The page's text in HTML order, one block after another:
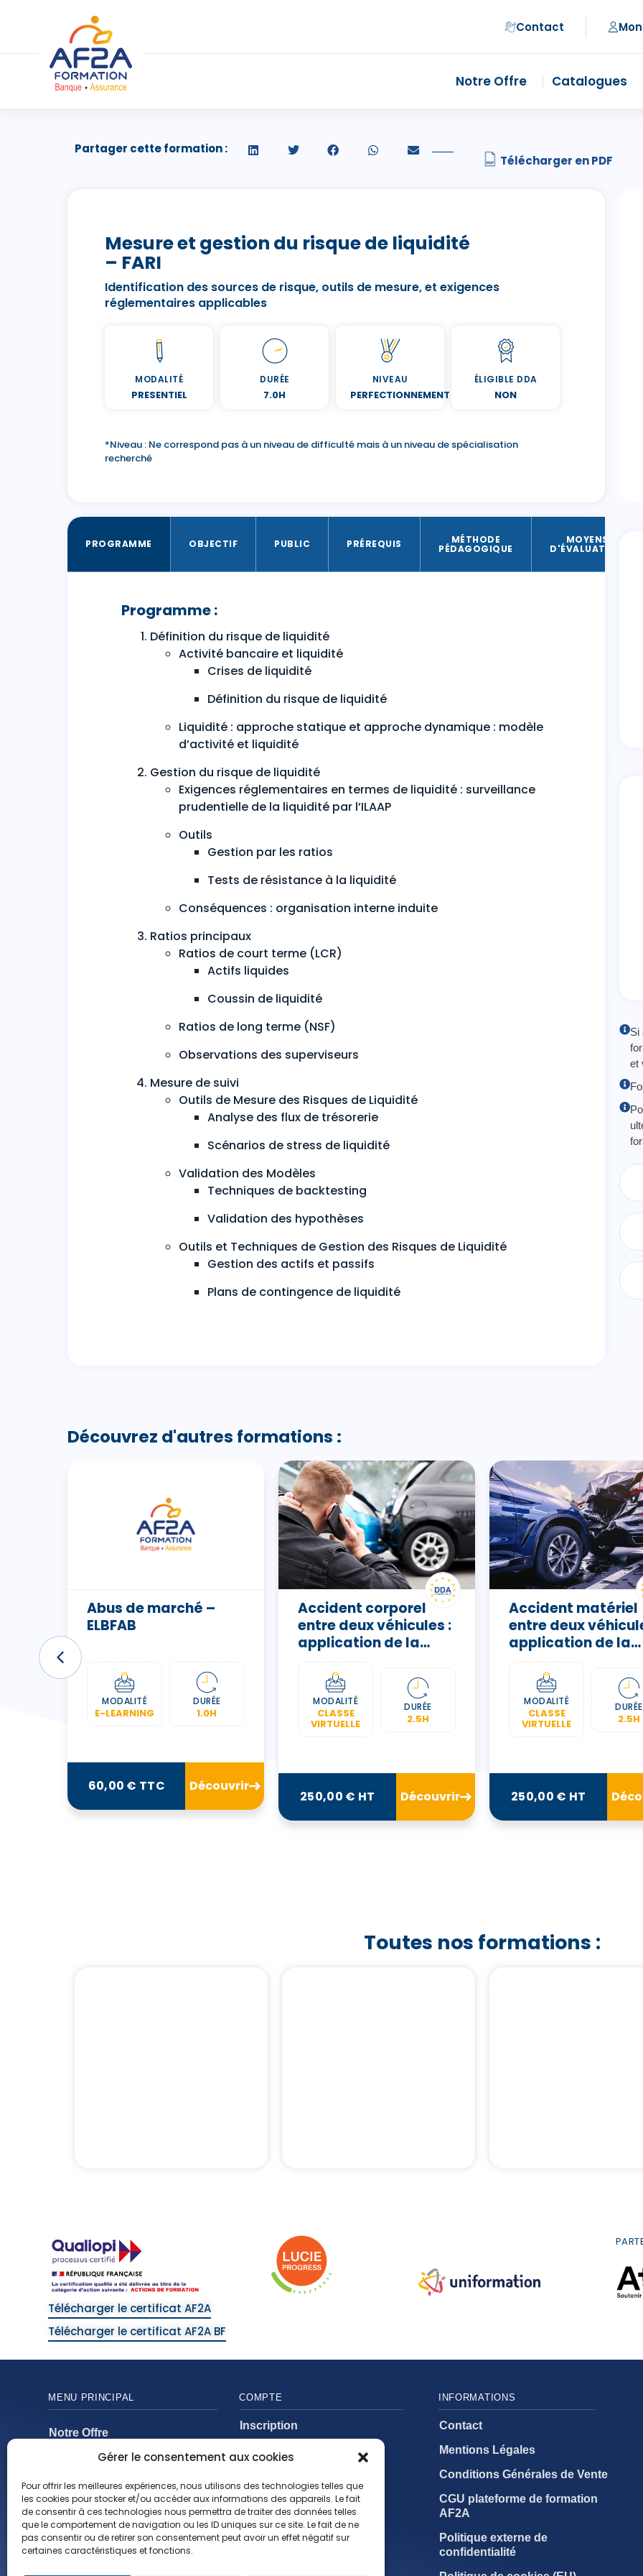
Gérer le consentement aux cookies
Pour offrir les meilleures expériences, nous utilisons des technologies telles que
les cookies pour stocker et/ou accéder aux informations des appareils. Le fait
de consentir à ces technologies nous permettra de traiter des données telles
que le comportement de navigation ou les ID uniques sur ce site. Le fait de ne
pas consentir ou de retirer son consentement peut avoir un effet négatif sur
certaines caractéristiques et fonctions.
Contact
Notre Offre Catalogues
Partager cette formation :
Mesure et gestion du risque de liquidité
– FARI
Identification des sources de risque, outils de mesure, et exigences
réglementaires applicables
MODALITÉ
PRESENTIEL
DURÉE
7.0H
NIVEAU
PERFECTIONNEMENT
ÉLIGIBLE DDA
NON
*Niveau : Ne correspond pas à un niveau de difficulté mais à un niveau de spécialisation
recherché
PROGRAMME OBJECTIF PUBLIC PRÉREQUIS MÉTHODE
PÉDAGOGIQUE
MOYENS
D'ÉVALUATION
Programme :
Définition du risque de liquidité
Activité bancaire et liquidité
Crises de liquidité
Définition du risque de liquidité
Liquidité : approche statique et approche dynamique : modèle
d’activité et liquidité
Gestion du risque de liquidité
Exigences réglementaires en termes de liquidité : surveillance
prudentielle de la liquidité par l’ILAAP
Outils
Gestion par les ratios
Tests de résistance à la liquidité
Conséquences : organisation interne induite
Ratios principaux
Ratios de court terme (LCR)
Actifs liquides
Coussin de liquidité
Ratios de long terme (NSF)
Observations des superviseurs
Mesure de suivi
Outils de Mesure des Risques de Liquidité
Analyse des flux de trésorerie
Scénarios de stress de liquidité
Validation des Modèles
Techniques de backtesting
Validation des hypothèses
Outils et Techniques de Gestion des Risques de Liquidité
Gestion des actifs et passifs
Plans de contingence de liquidité
Si
et
Découvrez d'autres formations :
Abus de marché –
ELBFAB
MODALITÉ
E-LEARNING
DURÉE
1.0H
60,00 € TTC Découvrir
Accident corporel
entre deux véhicules :
application de la
convention IRCA –
FFALB3
MODALITÉ
CLASSE
VIRTUELLE
DURÉE
2.5H
250,00 € HT Découvrir
Accident matériel
entre deux
application de la
convention IRSA –
FFALB2
MODALITÉ
CLASSE
VIRTUELLE
DURÉE
2.5H
250,00 € HT
Toutes nos formations :
Télécharger le certificat AF2A
Télécharger le certificat AF2A BF
INFORMATIONS
Contact
Mentions Légales
Conditions Générales de Vente
CGU plateforme de formation
AF2A
Politique externe de
confidentialité
MENU PRINCIPAL
Notre Offre
Catalogues
Nos Solutions
Actualités
À propos
COMPTE
Inscription
Mon compte
Mes commandes